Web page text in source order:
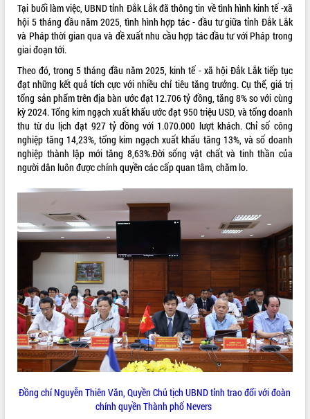
Loading the player...
Hội nghị UBND tỉnh Đắk Lắk thường kỳ
Lễ truy tặng danh hiệu “Bà Mẹ Việt
Nam Anh hùng” và trao Huân chương
Lao động
UBND tỉnh Đắk Lắk triển khai nhiệm
vụ 6 tháng cuối năm 2026
Kỳ họp thứ Hai, Hội đồng nhân dân
tỉnh khóa XI quyết nghị nhiều nội dung
quan trọng
ALBUM ẢNH
Tại buổi làm việc, UBND tỉnh Đắk Lắk đã thông tin về tình hình kinh tế -xã
hội 5 tháng đầu năm 2025, tình hình hợp tác - đầu tư giữa tỉnh Đắk Lắk
và Pháp thời gian qua và đề xuất nhu cầu hợp tác đầu tư với Pháp trong
giai đoạn tới.
Theo đó, trong 5 tháng đầu năm 2025, kinh tế - xã hội Đắk Lắk tiếp tục
đạt những kết quả tích cực với nhiều chỉ tiêu tăng trưởng. Cụ thể, giá trị
tổng sản phẩm trên địa bàn ước đạt 12.706 tỷ đồng, tăng 8% so với cùng
kỳ 2024. Tổng kim ngạch xuất khẩu ước đạt 950 triệu USD, và tổng doanh
thu từ du lịch đạt 927 tỷ đồng với 1.070.000 lượt khách. Chỉ số công
nghiệp tăng 14,23%, tổng kim ngạch xuất khẩu tăng 13%, và số doanh
nghiệp thành lập mới tăng 8,63%.Đời sống vật chất và tinh thần của
người dân luôn được chính quyền các cấp quan tâm, chăm lo.
Đồng chí Nguyễn Thiên Văn, Quyền Chủ tịch UBND tỉnh trao đổi với đoàn
chính quyền Thành phố Nevers